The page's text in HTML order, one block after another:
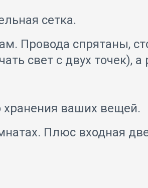
сетка.
Провода спрятаны,
свет с двух точек),
хранения ваших вещей.
Плюс входная